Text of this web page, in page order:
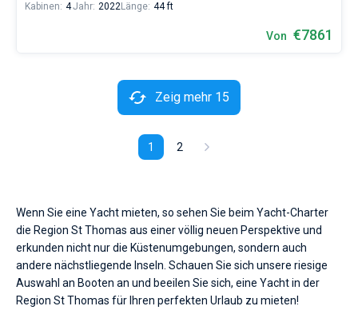
Kabinen: 4Jahr: 2022Länge: 44 ft
Von €7861
1 2
Zeig mehr 15
Wenn Sie eine Yacht mieten, so sehen Sie beim Yacht-Charter
die Region St Thomas aus einer völlig neuen Perspektive und
erkunden nicht nur die Küstenumgebungen, sondern auch
andere nächstliegende Inseln. Schauen Sie sich unsere riesige
Auswahl an Booten an und beeilen Sie sich, eine Yacht in der
Region St Thomas für Ihren perfekten Urlaub zu mieten!